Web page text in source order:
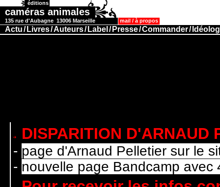
éditions
caméras animales
135 rue d'Aubagne 13006 Marseille mail / à propos
Actu/ Livres/Auteurs/ Label / Presse/Commander/
DISPARITION D'ARNAUD
- page d'Arnaud Pelletier sur le
- nouvelle page Bandcamp avec